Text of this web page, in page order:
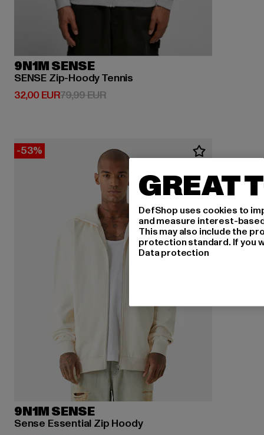
9N1M SENSE
SENSE Zip-Hoody Tennis
32,00 EUR
Derzeitiger Preis: 32,00 EUR
79,99 EURAktionspreis: 79,99 EUR
-53%
9N1M SENSE
Sense Essential Zip Hoody
GREAT
DefShop uses cookies to
and measure interest-
This may also include the
protection standard. If you
Data protection